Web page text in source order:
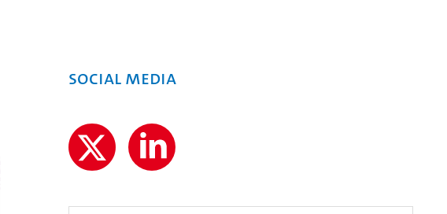
Social Media